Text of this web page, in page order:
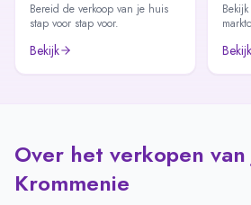
Bereid de verkoop van je huis
stap voor stap voor.
Bekijk Bekijk
Over het verkopen
Krommenie